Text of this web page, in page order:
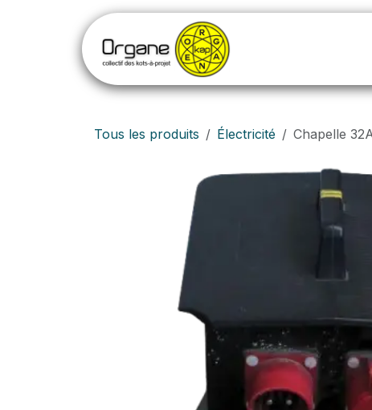
Se rendre au contenu
Tous les produits Électricité Chapelle